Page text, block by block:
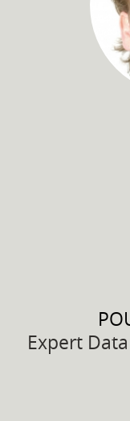
Expert